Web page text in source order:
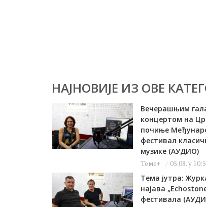
НАЈНОВИЈЕ ИЗ ОВЕ
Вечерашњим
концертом на
почиње
фестивал
музике (АУДИО)
Теме+ 05.08. у
Тема јутра:
најава
фестивала